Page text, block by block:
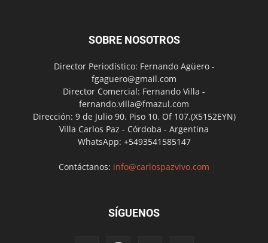
SOBRE NOSOTROS
Director Periodístico: Fernando Agüero -
fgaguero@gmail.com
Director Comercial: Fernando Villa -
fernando.villa@fmazul.com
Dirección: 9 de Julio 90. Piso 10. Of 107.(X5152EYN)
Villa Carlos Paz - Córdoba - Argentina
WhatsApp: +5493541585147
Contáctanos: info@carlospazvivo.com
SÍGUENOS